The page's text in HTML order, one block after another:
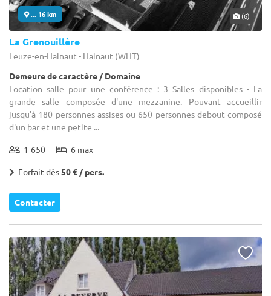
... 16 km (6)
La Grenouillère
Leuze-en-Hainaut - Hainaut (WHT)
Demeure de caractère / Domaine
Location salle pour une conférence : 3 Salles disponibles - La
grande salle composée d'une mezzanine. Pouvant accueillir
jusqu'à 180 personnes assises ou 650 personnes debout composé
d'un bar et une petite ...
1-650 6 max
Forfait dès50 € / pers.
Contacter